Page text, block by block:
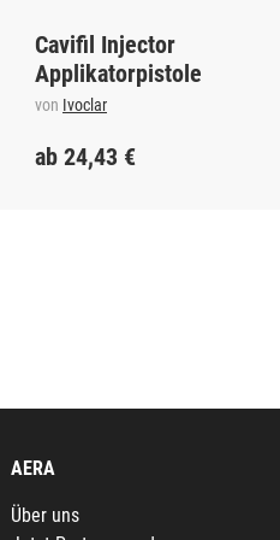
Cavifil Injector
Applikatorpistole
von Ivoclar
ab 24,43 €
AERA
Über uns